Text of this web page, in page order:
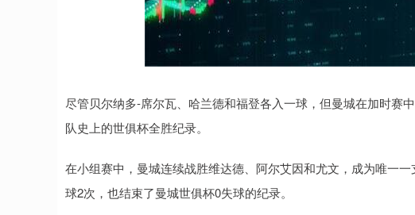
尽管贝尔纳多-席尔瓦、哈兰德和福登各入一球，但曼城在加时赛
队史上的世俱杯全胜纪录。
在小组赛中，曼城连续战胜维达德、阿尔艾因和尤文，成为唯一
球2次，也结束了曼城世俱杯0失球的纪录。